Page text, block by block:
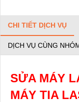
CHI TIẾT DỊCH VỤ
DỊCH VỤ CÙNG
SỬA MÁY
MÁY TIA